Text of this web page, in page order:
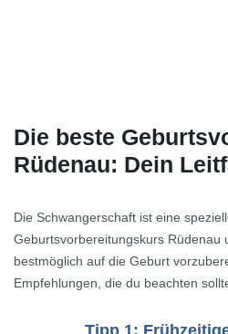
Die beste
Rüdenau: Dein
Die Schwangerschaft ist eine
Geburtsvorbereitungskurs Rüdenau
bestmöglich auf die Geburt
Empfehlungen, die du beachten